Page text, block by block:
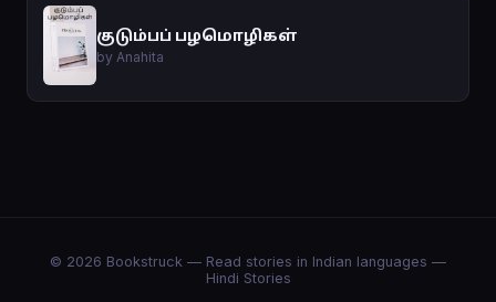
குடும்பப் பழமொழிகள்
by Anahita
© 2026 Bookstruck — Read stories in Indian languages —
Hindi Stories